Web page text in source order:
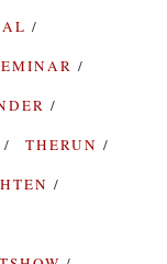
THERUN